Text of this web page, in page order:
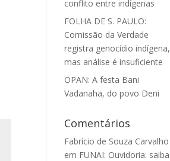
conflito entre indígenas
FOLHA DE S. PAULO:
Comissão da Verdade
registra genocídio indígena,
mas análise é insuficiente
OPAN: A festa Bani
Vadanaha, do povo Deni
Comentários
Fabrício de Souza Carvalho
em FUNAI: Ouvidoria: saiba